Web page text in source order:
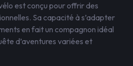
est conçu pour offrir des
Sa capacité à s’adapter
en fait un compagnon idéal
d’aventures variées et